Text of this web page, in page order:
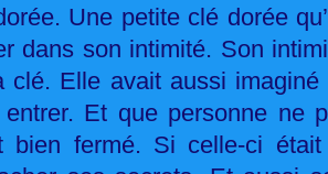
Une petite clé dorée
dans son intimité. Son
clé. Elle avait aussi imaginé
Et que personne ne
bien fermé. Si celle-ci